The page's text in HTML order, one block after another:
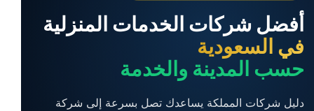
أفضل شركات الخدمات المنزلية
في السعودية
حسب المدينة والخدمة
دليل شركات المملكة يساعدك تصل بسرعة إلى شركة